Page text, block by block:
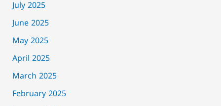
July 2025
June 2025
May 2025
April 2025
March 2025
February 2025